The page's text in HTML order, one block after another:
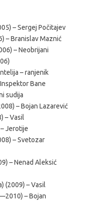
– Sergej Počitajev
– Branislav Maznić
– Neobrijani
– ranjenik
Bane
sudija
– Bojan Lazarević
– Vasil
Jerotije
– Svetozar
– Nenad Aleksić
(2009) – Vasil
– Bojan